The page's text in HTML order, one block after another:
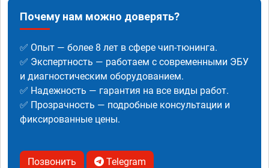
Почему нам можно доверять?
✅ Опыт — более 8 лет в сфере чип-тюнинга.
✅ Экспертность — работаем с современными ЭБУ
и диагностическим оборудованием.
✅ Надежность — гарантия на все виды работ.
✅ Прозрачность — подробные консультации и
фиксированные цены.
Позвонить Telegram